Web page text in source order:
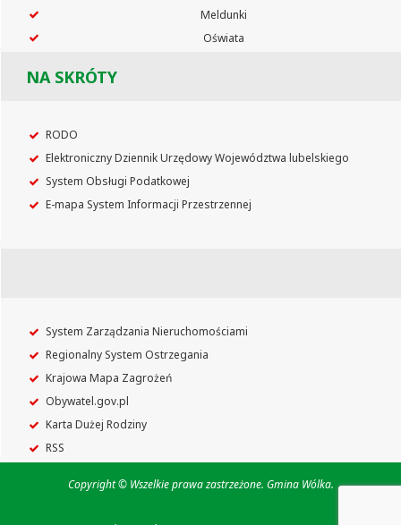
Meldunki
Oświata
NA SKRÓTY
RODO
Elektroniczny Dziennik Urzędowy Województwa lubelskiego
System Obsługi Podatkowej
E-mapa System Informacji Przestrzennej
System Zarządzania Nieruchomościami
Regionalny System Ostrzegania
Krajowa Mapa Zagrożeń
Obywatel.gov.pl
Karta Dużej Rodziny
RSS
Copyright © Wszelkie prawa zastrzeżone. Gmina Wólka.